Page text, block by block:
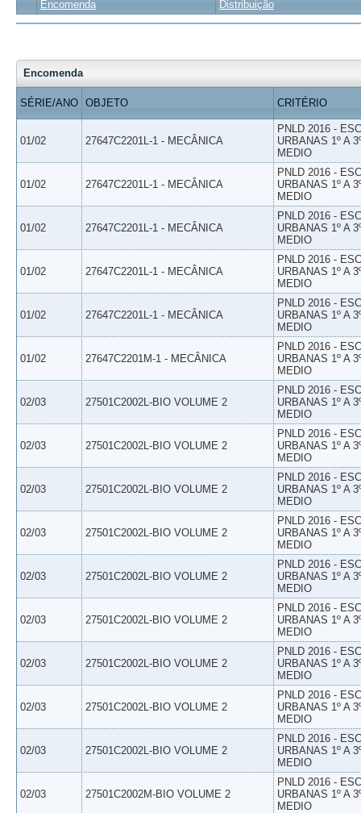
Encomenda Distribuição
Encomenda
SÉRIE/ANO OBJETO CRITÉRIO
01/02 27647C2201L-1 - MECÂNICA
PNLD 2016 -
URBANAS 1º A
MEDIO
01/02 27647C2201L-1 - MECÂNICA
PNLD 2016 -
URBANAS 1º A
MEDIO
01/02 27647C2201L-1 - MECÂNICA
PNLD 2016 -
URBANAS 1º A
MEDIO
01/02 27647C2201L-1 - MECÂNICA
PNLD 2016 -
URBANAS 1º A
MEDIO
01/02 27647C2201L-1 - MECÂNICA
PNLD 2016 -
URBANAS 1º A
MEDIO
01/02 27647C2201M-1 - MECÂNICA
PNLD 2016 -
URBANAS 1º A
MEDIO
02/03 27501C2002L-BIO VOLUME 2
PNLD 2016 -
URBANAS 1º A
MEDIO
02/03 27501C2002L-BIO VOLUME 2
PNLD 2016 -
URBANAS 1º A
MEDIO
02/03 27501C2002L-BIO VOLUME 2
PNLD 2016 -
URBANAS 1º A
MEDIO
02/03 27501C2002L-BIO VOLUME 2
PNLD 2016 -
URBANAS 1º A
MEDIO
02/03 27501C2002L-BIO VOLUME 2
PNLD 2016 -
URBANAS 1º A
MEDIO
02/03 27501C2002L-BIO VOLUME 2
PNLD 2016 -
URBANAS 1º A
MEDIO
02/03 27501C2002L-BIO VOLUME 2
PNLD 2016 -
URBANAS 1º A
MEDIO
02/03 27501C2002L-BIO VOLUME 2
PNLD 2016 -
URBANAS 1º A
MEDIO
02/03 27501C2002L-BIO VOLUME 2
PNLD 2016 -
URBANAS 1º A
MEDIO
02/03 27501C2002M-BIO VOLUME 2
PNLD 2016 -
URBANAS 1º A
MEDIO